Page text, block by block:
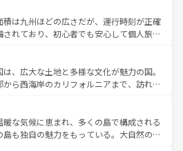
ぶとそれぞれで全く異なる文化を体験で
るだろう。 なお、新着のフランス情報はコンテンツ一覧
い。
ぜひ体験してほしい。 なお、新着の
ンテンツ一覧を参照してほしい。
魅力がある。また、優雅なアフタヌーン
好きにはたまらない英国パブ、サッカー観
からこそできる体験も豊富。イギリスを旅
てほしい。
積は九州ほどの広さだが、運行時刻が正確
されており、初心者でも安心して個人旅行
残る町や、スイスならではのユニークな
ルプス観光だけでなく町歩きも満喫する
国民の所得が高いため物価も高いが、旅行
観光を楽しむこともできる。 なお、新
はコンテンツ一覧 を参照してほしい。
、広大な土地と多様な文化が魅力の国。
から西海岸のカリフォルニアまで、訪れる
は、観光、ショッピング、エンターテイ
った刺激的なスポットだ。一方、アメリカ
が広がり、グランドキャニオンやイエロー
暖な気候に恵まれ、多くの島で構成される
島も独自の魅力をもっている。大自然の神